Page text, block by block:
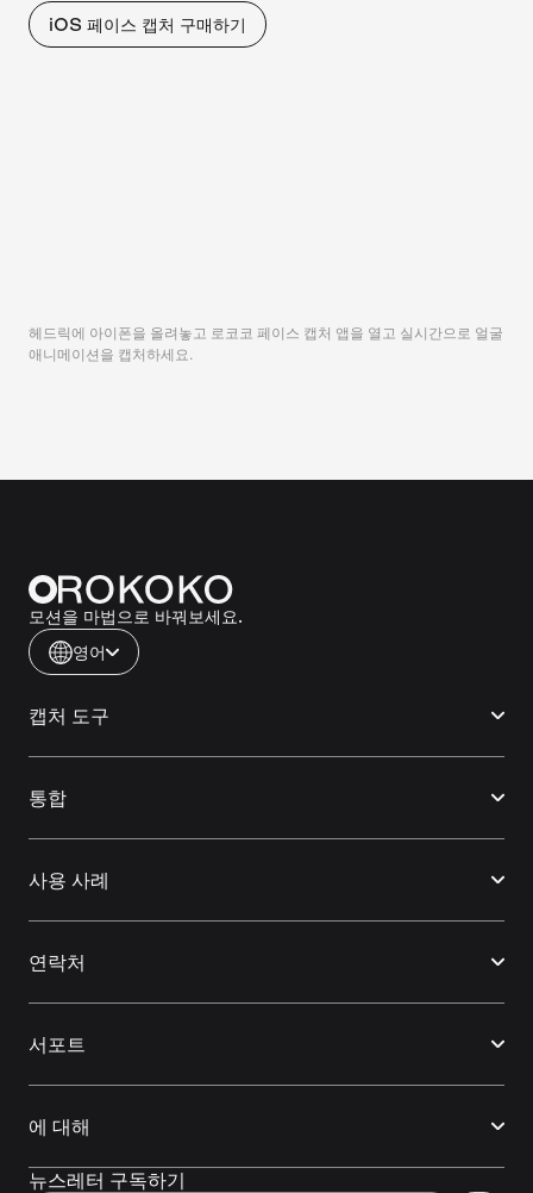
iOS 페이스 캡처 구매하기
헤드릭에 아이폰을 올려놓고 로코코 페이스 캡처 앱을 열고 실시간으로 얼굴
애니메이션을 캡처하세요.
모션을 마법으로 바꿔보세요.
영어
캡처 도구
통합
사용 사례
연락처
서포트
에 대해
뉴스레터 구독하기